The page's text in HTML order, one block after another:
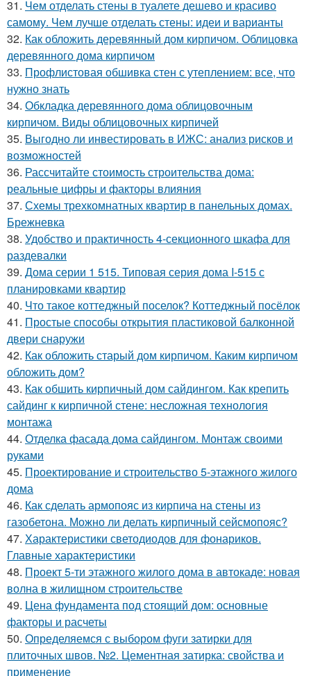
31. Чем отделать стены в туалете дешево и красиво
самому. Чем лучше отделать стены: идеи и варианты
32. Как обложить деревянный дом кирпичом. Облицовка
деревянного дома кирпичом
33. Профлистовая обшивка стен с утеплением: все, что
нужно знать
34. Обкладка деревянного дома облицовочным
кирпичом. Виды облицовочных кирпичей
35. Выгодно ли инвестировать в ИЖС: анализ рисков и
возможностей
36. Рассчитайте стоимость строительства дома:
реальные цифры и факторы влияния
37. Схемы трехкомнатных квартир в панельных домах.
Брежневка
38. Удобство и практичность 4-секционного шкафа для
раздевалки
39. Дома серии 1 515. Типовая серия дома I-515 с
планировками квартир
40. Что такое коттеджный поселок? Коттеджный посёлок
41. Простые способы открытия пластиковой балконной
двери снаружи
42. Как обложить старый дом кирпичом. Каким кирпичом
обложить дом?
43. Как обшить кирпичный дом сайдингом. Как крепить
сайдинг к кирпичной стене: несложная технология
монтажа
44. Отделка фасада дома сайдингом. Монтаж своими
руками
45. Проектирование и строительство 5-этажного жилого
дома
46. Как сделать армопояс из кирпича на стены из
газобетона. Можно ли делать кирпичный сейсмопояс?
47. Характеристики светодиодов для фонариков.
Главные характеристики
48. Проект 5-ти этажного жилого дома в автокаде: новая
волна в жилищном строительстве
49. Цена фундамента под стоящий дом: основные
факторы и расчеты
50. Определяемся с выбором фуги затирки для
плиточных швов. №2. Цементная затирка: свойства и
применение